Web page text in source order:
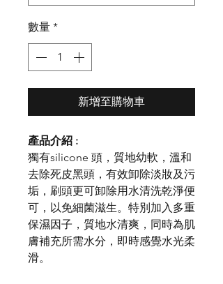
數量 *
新增至購物車
產品介紹 :
獨有silicone 頭，質地幼軟，溫和
去除死皮黑頭，有效卸除淡妝及污
垢，刷頭更可卸除用水清洗乾淨便
可，以免細菌滋生。特別加入多重
保濕因子，質地水清爽，同時為肌
膚補充所需水分，即時感覺水光柔
滑。